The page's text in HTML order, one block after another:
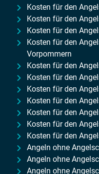
Kosten für den
Kosten für den
Kosten für den
Kosten für den
Vorpommern
Kosten für den
Kosten für den
Kosten für den
Kosten für den
Kosten für den
Kosten für den
Kosten für den
Angeln ohne
Angeln ohne
Angeln ohne